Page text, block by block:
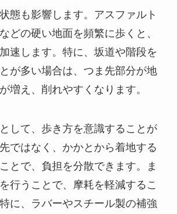
態も影響します。アスファルト
どの硬い地面を頻繁に歩くと、
速します。特に、坂道や階段を
が多い場合は、つま先部分が地
増え、削れやすくなります。
して、歩き方を意識することが
ではなく、かかとから着地する
とで、負担を分散できます。ま
行うことで、摩耗を軽減するこ
に、ラバーやスチール製の補強